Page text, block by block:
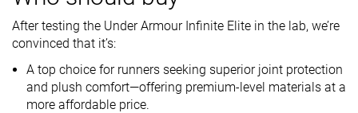
Drop
laboratorio
8.1 mm
8.0 mm
8.7 mm 7.0 mm
Técnica de
carrera
Talón
Medio/antepié
Talón
Talón
After testing the Under Armour Infinite Elite in the lab, we’re
convinced that it’s:
A top choice for runners seeking superior joint protection
and plush comfort—offering premium-level materials at a
more affordable price.